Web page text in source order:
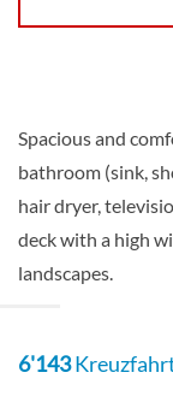
Spacious and
bathroom (sink,
hair dryer,
deck with a high
landscapes.
6'143